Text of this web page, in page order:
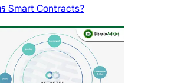
Smart Contracts?